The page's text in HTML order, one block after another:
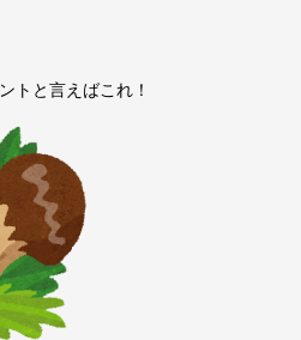
ントと言えばこれ！